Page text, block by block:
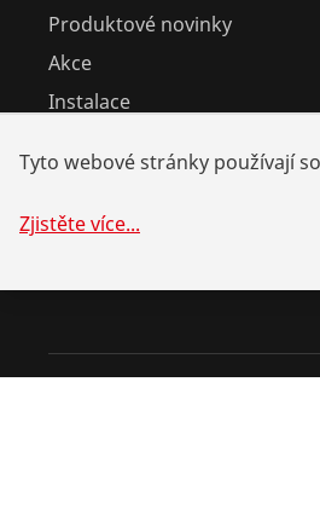
Produktové novinky
Akce
Instalace
Chladící a klimatizační technika
Univerzální nástroje
Tyto webové stránky používají
Zjistěte více...